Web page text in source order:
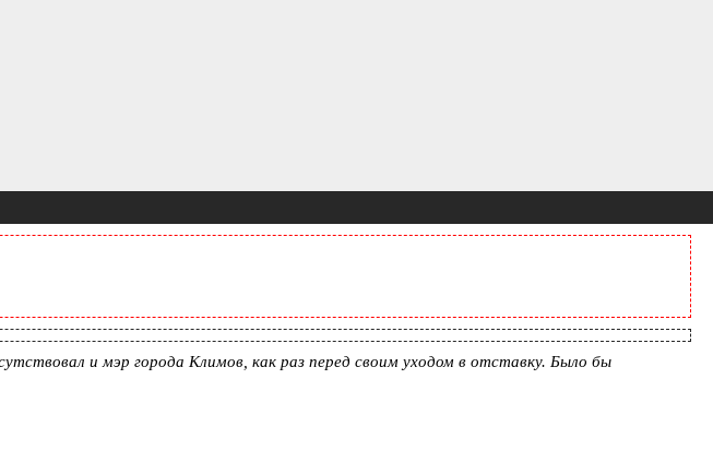
и мэр города Климов, как раз перед своим уходом в отставку. Было бы